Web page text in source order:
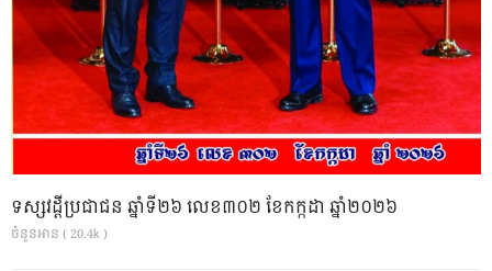
ទស្សវដ្តីប្រជាជន ឆ្នាំទី២៦ លេខ៣០២ ខែកក្កដា ឆ្នាំ២០២៦
ចំនួនអាន ( 20.4k )